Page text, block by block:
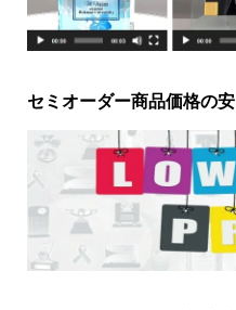
セミオーダー商品価格の